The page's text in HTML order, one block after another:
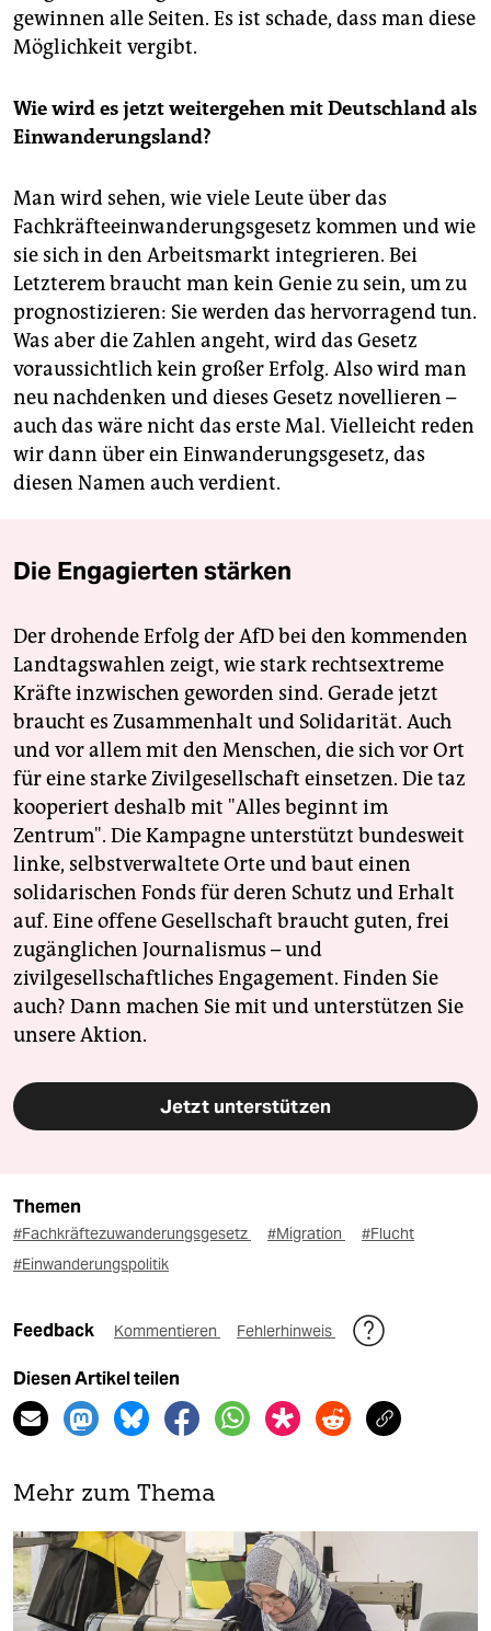
gewinnen alle Seiten. Es ist schade, dass man diese
Möglichkeit vergibt.
Wie wird es jetzt weiter­gehen mit Deutschland als
Einwanderungsland?
Man wird sehen, wie viele Leute über das
Fachkräfteeinwanderungsgesetz kommen und wie
sie sich in den Arbeitsmarkt integrieren. Bei
Letzterem braucht man kein Genie zu sein, um zu
prognostizieren: Sie werden das hervorragend tun.
Was aber die Zahlen angeht, wird das Gesetz
voraussichtlich kein großer Erfolg. Also wird man
neu nachdenken und dieses Gesetz novellieren –
auch das wäre nicht das erste Mal. Vielleicht reden
wir dann über ein Einwanderungsgesetz, das
diesen Namen auch verdient.
Die Engagierten stärken
Der drohende Erfolg der AfD bei den kommenden
Landtagswahlen zeigt, wie stark rechtsextreme
Kräfte inzwischen geworden sind. Gerade jetzt
braucht es Zusammenhalt und Solidarität. Auch
und vor allem mit den Menschen, die sich vor Ort
für eine starke Zivilgesellschaft einsetzen. Die taz
kooperiert deshalb mit "Alles beginnt im
Zentrum". Die Kampagne unterstützt bundesweit
linke, selbstverwaltete Orte und baut einen
solidarischen Fonds für deren Schutz und Erhalt
auf. Eine offene Gesellschaft braucht guten, frei
zugänglichen Journalismus – und
zivilgesellschaftliches Engagement. Finden Sie
auch? Dann machen Sie mit und unterstützen Sie
unsere Aktion.
Jetzt unterstützen
Themen
#Fachkräftezuwanderungsgesetz #Migration
#Flucht
#Einwanderungspolitik
Feedback Kommentieren Fehlerhinweis
Diesen Artikel teilen
Mehr zum Thema